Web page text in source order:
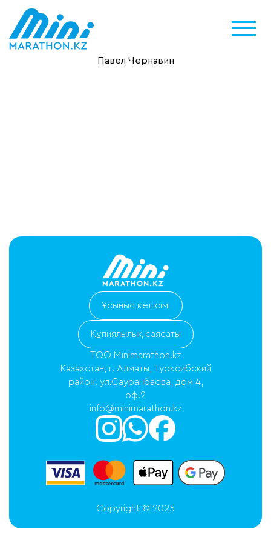
Павел Чернавин
Ұсыныс келісімі
Құпиялылық саясаты
ТОО Minimarathon.kz
Казахстан, г. Алматы, Турксибский
район. ул.Сауранбаева, дом 4,
оф.2
info@minimarathon.kz
Copyright © 2025